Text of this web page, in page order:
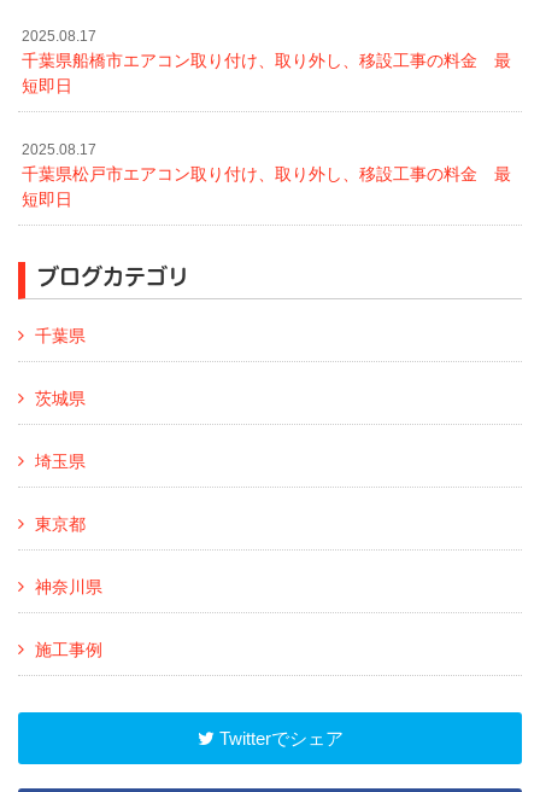
2025.08.17
千葉県船橋市エアコン取り付け、取り外し、移設工事の料金 最
短即日
2025.08.17
千葉県松戸市エアコン取り付け、取り外し、移設工事の料金 最
短即日
ブログカテゴリ
千葉県
茨城県
埼玉県
東京都
神奈川県
施工事例
Twitterでシェア